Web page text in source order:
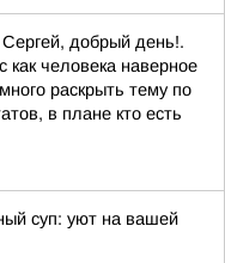
добрый день!.
как человека наверное
раскрыть тему по
в плане кто есть
суп: уют на вашей